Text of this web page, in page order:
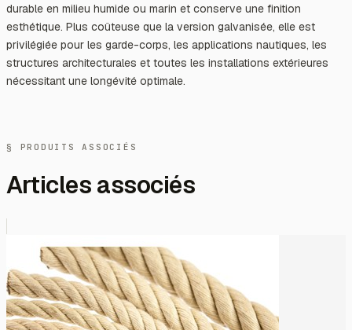
durable en milieu humide ou marin et conserve une finition
esthétique. Plus coûteuse que la version galvanisée, elle est
privilégiée pour les garde-corps, les applications nautiques, les
structures architecturales et toutes les installations extérieures
nécessitant une longévité optimale.
§ PRODUITS ASSOCIÉS
Articles associés